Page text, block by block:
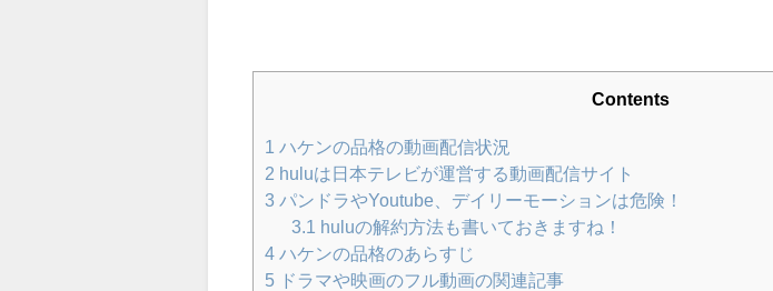
Contents
1
ハケンの品格の動画配信状況
2 huluは日本テレビが運営する動画配信サイト
3 パンドラやYoutube、デイリーモーションは危険！
3.1
huluの解約方法も書いておきますね！
4 ハケンの品格のあらすじ
5 ドラマや映画のフル動画の関連記事